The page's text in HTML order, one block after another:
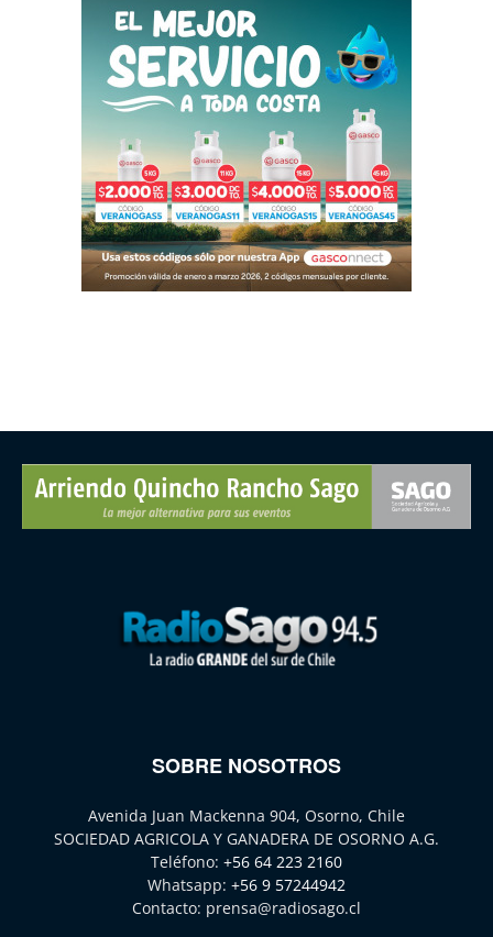
SOBRE NOSOTROS
Avenida Juan Mackenna 904, Osorno, Chile
SOCIEDAD AGRICOLA Y GANADERA DE OSORNO A.G.
Teléfono: +56 64 223 2160
Whatsapp: +56 9 57244942
Contacto: prensa@radiosago.cl